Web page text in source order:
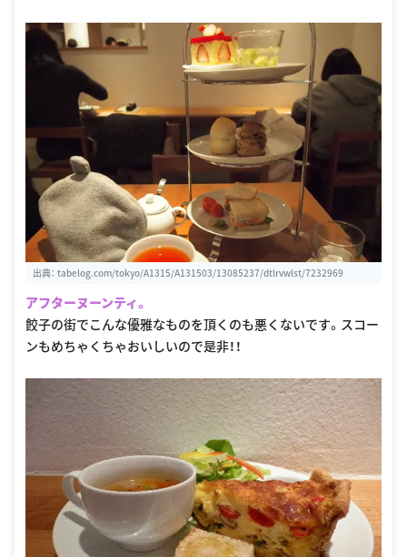
出典： tabelog.com/tokyo/A1315/A131503/13085237/dtlrvwlst/7232969
アフターヌーンティ。
餃子の街でこんな優雅なものを頂くのも悪くないです。スコー
ンもめちゃくちゃおいしいので是非！！